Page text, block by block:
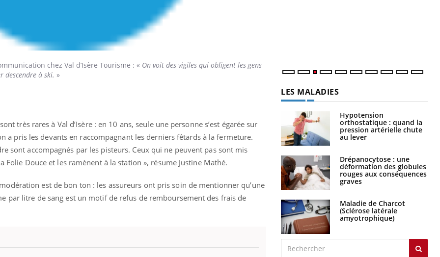
chez Val d’Isère Tourisme : « On voit des vigiles qui obligent les gens
descendre à ski. »
très rares à Val d’Isère : en 10 ans, seule une personne s’est égarée sur
a pris les devants en raccompagnant les derniers fêtards à la fermeture.
sont accompagnés par les pisteurs. Ceux qui ne peuvent pas sont mis
Folie Douce et les ramènent à la station », résume Justine Mathé.
est de bon ton : les assureurs ont pris soin de mentionner qu’une
par litre de sang est un motif de refus de remboursement des frais de
LES MALADIES
Hypotension
orthostatique : quand la
pression artérielle chute
au lever
Drépanocytose : une
déformation des globules
rouges aux conséquences
graves
Maladie de Charcot
(Sclérose latérale
amyotrophique)